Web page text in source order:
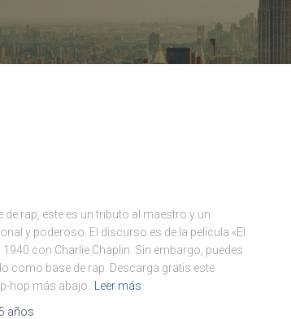
de rap, este es un tributo al maestro y un
y poderoso. El discurso es de la película «El
con Charlie Chaplin. Sin embargo, puedes
como base de rap. Descarga gratis este
hop más abajo.
Leer más
5 años